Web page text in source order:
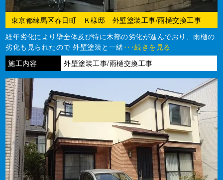
東京都練馬区春日町 Ｋ様邸 外壁塗装工事/雨樋交換工事
経年劣化により壁全体及び特に木部の劣化が進んでおり、雨樋の
劣化も見られたので 外壁塗装と一緒･･･続きを見る
施工内容
外壁塗装工事/雨樋交換工事